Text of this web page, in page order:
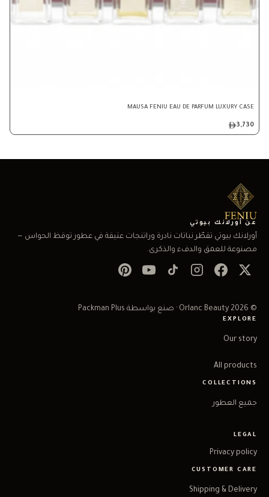
MAUSA FENIU EAU DE PARFUM LUXURY CASE
3,730
عن أورلانك بيوتي
أورلانك بيوتي تقطّر نباتات نادرة وراتنجات عتيقة في عطور توقظ الحواس —
مصنوعة للعمق والدفء والذكرى.
© 2026 Orlanc Beauty · صنع بواسطة Packman Plus
EXPLORE
Our story
All products
COLLECTIONS
جميع العطور
LEGAL
Privacy policy
CUSTOMER CARE
Shipping & Delivery